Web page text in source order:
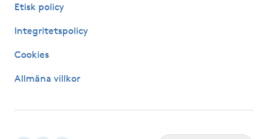
Klippning & Slingor
Etisk policy
Integritetspolicy
Cookies
Allmäna villkor